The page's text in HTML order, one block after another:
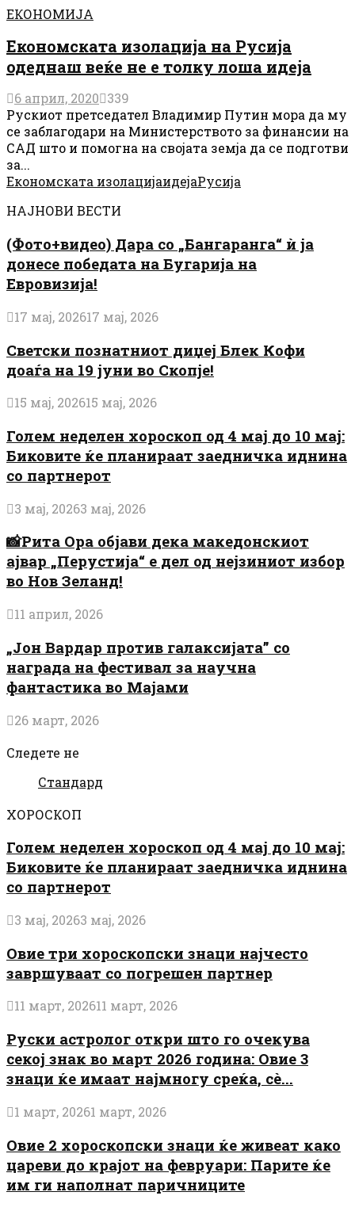
ЕКОНОМИЈА
Економската изолација на Русија
одеднаш веќе не е толку лоша идеја
6 април, 2020 339
Рускиот претседател Владимир Путин мора да му
се заблагодари на Министерството за финансии на
САД што и помогна на својата земја да се подготви
за...
Економската изолацијаидејаРусија
НАЈНОВИ ВЕСТИ
(Фото+видео) Дара со „Бангаранга“ ѝ ја
донесе победата на Бугарија на
Евровизија!
17 мај, 202617 мај, 2026
Светски познатниот диџеј Блек Кофи
доаѓа на 19 јуни во Скопје!
15 мај, 202615 мај, 2026
Голем неделен хороскоп од 4 мај до 10 мај:
Биковите ќе планираат заедничка иднина
со партнерот
3 мај, 20263 мај, 2026
📸Рита Ора објави дека македонскиот
ајвар „Перустија“ е дел од нејзиниот избор
во Нов Зеланд!
11 април, 2026
„Јон Вардар против галаксијата” со
награда на фестивал за научна
фантастика во Мајами
26 март, 2026
Следете не
Стандард
ХОРОСКОП
Голем неделен хороскоп од 4 мај до 10 мај:
Биковите ќе планираат заедничка иднина
со партнерот
3 мај, 20263 мај, 2026
Овие три хороскопски знаци најчесто
завршуваат со погрешен партнер
11 март, 202611 март, 2026
Руски астролог откри што го очекува
секој знак во март 2026 година: Овие 3
знаци ќе имаат најмногу среќа, сè...
1 март, 20261 март, 2026
Овие 2 хороскопски знаци ќе живеат како
цареви до крајот на февруари: Парите ќе
им ги наполнат паричниците